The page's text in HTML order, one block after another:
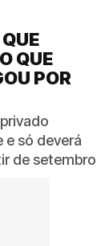
QUE
POR
só deverá
de setembro